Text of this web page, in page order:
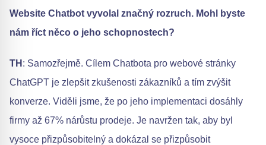
Website Chatbot vyvolal značný rozruch. Mohl byste
nám říct něco o jeho schopnostech?
TH : Samozřejmě. Cílem Chatbota pro webové stránky
ChatGPT je zlepšit zkušenosti zákazníků a tím zvýšit
konverze. Viděli jsme, že po jeho implementaci dosáhly
firmy až 67% nárůstu prodeje. Je navržen tak, aby byl
vysoce přizpůsobitelný a dokázal se přizpůsobit